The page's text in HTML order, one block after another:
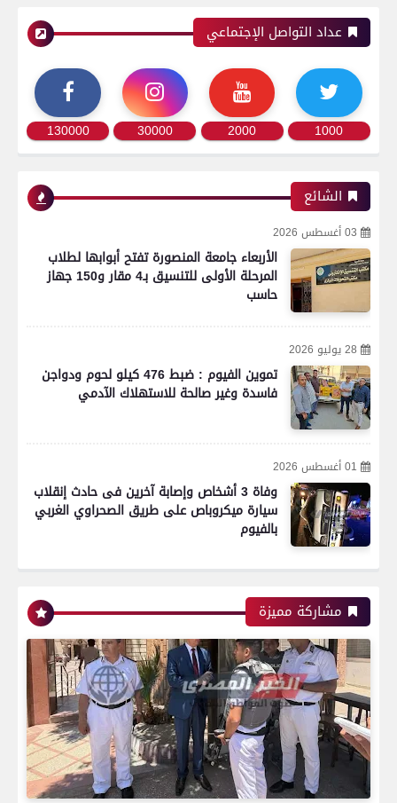
عداد التواصل الإجتماعي
1000
2000
30000
130000
الشائع
03 أغسطس 2026
الأربعاء جامعة المنصورة تفتح أبوابها لطلاب
المرحلة الأولى للتنسيق بـ4 مقار و150 جهاز
حاسب
28 يوليو 2026
تموين الفيوم : ضبط 476 كيلو لحوم ودواجن
فاسدة وغير صالحة للاستهلاك الآدمي
01 أغسطس 2026
وفاة 3 أشخاص وإصابة آخرين فى حادث إنقلاب
سيارة ميكروباص على طريق الصحراوي الغربي
بالفيوم
مشاركة مميزة